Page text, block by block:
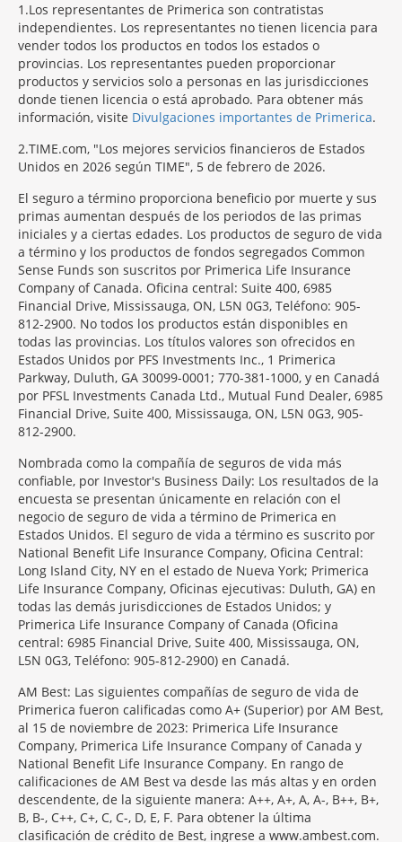
1 Los representantes de Primerica son contratistas
independientes. Los representantes no tienen licencia para
vender todos los productos en todos los estados o
provincias. Los representantes pueden proporcionar
productos y servicios solo a personas en las jurisdicciones
donde tienen licencia o está aprobado. Para obtener más
información, visite Divulgaciones importantes de Primerica.
2 TIME.com, "Los mejores servicios financieros de Estados
Unidos en 2026 según TIME", 5 de febrero de 2026.
El seguro a término proporciona beneficio por muerte y sus
primas aumentan después de los periodos de las primas
iniciales y a ciertas edades. Los productos de seguro de vida
a término y los productos de fondos segregados Common
Sense Funds son suscritos por Primerica Life Insurance
Company of Canada. Oficina central: Suite 400, 6985
Financial Drive, Mississauga, ON, L5N 0G3, Teléfono: 905-
812-2900. No todos los productos están disponibles en
todas las provincias. Los títulos valores son ofrecidos en
Estados Unidos por PFS Investments Inc., 1 Primerica
Parkway, Duluth, GA 30099-0001; 770-381-1000, y en Canadá
por PFSL Investments Canada Ltd., Mutual Fund Dealer, 6985
Financial Drive, Suite 400, Mississauga, ON, L5N 0G3, 905-
812-2900.
Nombrada como la compañía de seguros de vida más
confiable, por Investor's Business Daily: Los resultados de la
encuesta se presentan únicamente en relación con el
negocio de seguro de vida a término de Primerica en
Estados Unidos. El seguro de vida a término es suscrito por
National Benefit Life Insurance Company, Oficina Central:
Long Island City, NY en el estado de Nueva York; Primerica
Life Insurance Company, Oficinas ejecutivas: Duluth, GA) en
todas las demás jurisdicciones de Estados Unidos; y
Primerica Life Insurance Company of Canada (Oficina
central: 6985 Financial Drive, Suite 400, Mississauga, ON,
L5N 0G3, Teléfono: 905-812-2900) en Canadá.
AM Best: Las siguientes compañías de seguro de vida de
Primerica fueron calificadas como A+ (Superior) por AM Best,
al 15 de noviembre de 2023: Primerica Life Insurance
Company, Primerica Life Insurance Company of Canada y
National Benefit Life Insurance Company. En rango de
calificaciones de AM Best va desde las más altas y en orden
descendente, de la siguiente manera: A++, A+, A, A-, B++, B+,
B, B-, C++, C+, C, C-, D, E, F. Para obtener la última
clasificación de crédito de Best, ingrese a www.ambest.com.